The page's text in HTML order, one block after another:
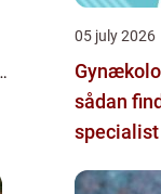
05 july 2026
sådan
specialist